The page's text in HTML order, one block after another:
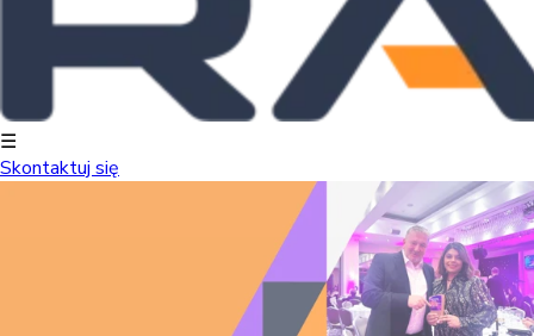
☰
Skontaktuj się